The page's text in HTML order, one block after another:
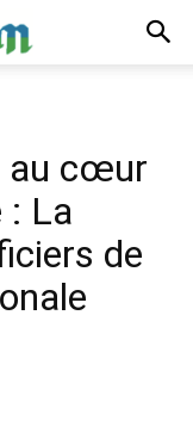
au cœur
: La
de